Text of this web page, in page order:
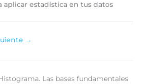
aplicar estadística en tus datos
→
Las bases fundamentales